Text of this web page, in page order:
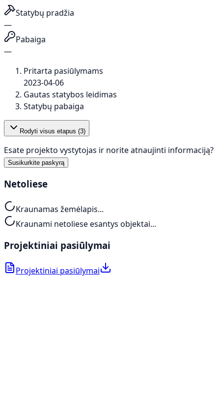
Statybų pradžia
—
Pabaiga
—
Pritarta pasiūlymams
2023-04-06
Gautas statybos leidimas
Statybų pabaiga
Rodyti visus etapus (3)
Esate projekto vystytojas ir norite atnaujinti informaciją?
Susikurkite paskyrą
Netoliese
Kraunamas žemėlapis...
Kraunami netoliese esantys objektai...
Projektiniai pasiūlymai
Projektiniai pasiūlymai